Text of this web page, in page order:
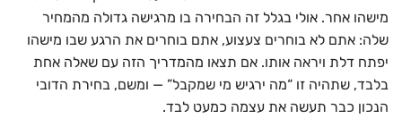
מישהו אחר. אולי בגלל זה הבחירה בו מרגישה גדולה מהמחיר
שלה: אתם לא בוחרים צעצוע, אתם בוחרים את הרגע שבו מישהו
יפתח דלת ויראה אותו. אם תצאו מהמדריך הזה עם שאלה אחת
בלבד, שתהיה זו “מה ירגיש מי שמקבל” — ומשם, בחירת הדובי
הנכון כבר תעשה את עצמה כמעט לבד.